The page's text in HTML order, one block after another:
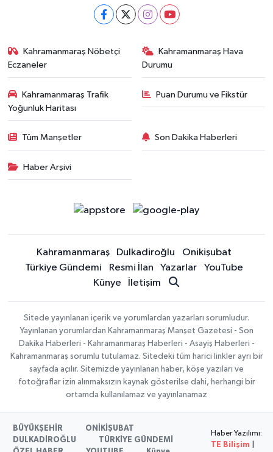
Kahramanmaraş Nöbetçi
Eczaneler
Kahramanmaraş Hava
Durumu
Kahramanmaraş Trafik
Yoğunluk Haritası
Puan Durumu ve Fikstür
Tüm Manşetler Son Dakika Haberleri
Haber Arşivi
Kahramanmaraş Dulkadiroğlu
Onikişubat
Türkiye Gündemi
Resmi İlan Yazarlar
YouTube
Künye
İletişim
Sitede yayınlanan içerik ve yorumlardan yazarları sorumludur.
Yayınlanan yorumlardan Kahramanmaraş Manşet Gazetesi - Son
Dakika Haberleri - Kahramanmaraş Haberleri - Asayiş Haberleri -
Kahramanmaraş sorumlu tutulamaz. Sitedeki tüm harici linkler ayrı bir
sayfada açılır. Sitemizde yayınlanan haber, köşe yazıları ve
fotoğraflar izin alınmaksızın kaynak gösterilse dahi, herhangi bir
ortamda kullanılamaz ve yayınlanamaz
BÜYÜKŞEHİR
ONİKİŞUBAT
DULKADİROĞLU
TÜRKİYE GÜNDEMİ
Haber Yazılımı:
TE Bilişim